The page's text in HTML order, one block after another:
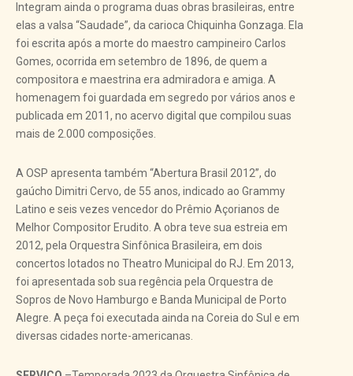
Integram ainda o programa duas obras brasileiras, entre
elas a valsa “Saudade”, da carioca Chiquinha Gonzaga. Ela
foi escrita após a morte do maestro campineiro Carlos
Gomes, ocorrida em setembro de 1896, de quem a
compositora e maestrina era admiradora e amiga. A
homenagem foi guardada em segredo por vários anos e
publicada em 2011, no acervo digital que compilou suas
mais de 2.000 composições.
A OSP apresenta também “Abertura Brasil 2012”, do
gaúcho Dimitri Cervo, de 55 anos, indicado ao Grammy
Latino e seis vezes vencedor do Prêmio Açorianos de
Melhor Compositor Erudito. A obra teve sua estreia em
2012, pela Orquestra Sinfônica Brasileira, em dois
concertos lotados no Theatro Municipal do RJ. Em 2013,
foi apresentada sob sua regência pela Orquestra de
Sopros de Novo Hamburgo e Banda Municipal de Porto
Alegre. A peça foi executada ainda na Coreia do Sul e em
diversas cidades norte-americanas.